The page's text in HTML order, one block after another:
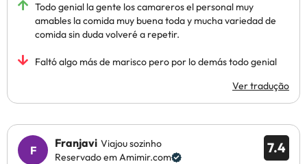
Todo genial la gente los camareros el personal muy
amables la comida muy buena toda y mucha variedad de
comida sin duda volveré a repetir.
Faltó algo más de marisco pero por lo demás todo genial
Ver tradução
7.4
Franjavi Viajou sozinho
Reservado em Amimir.com